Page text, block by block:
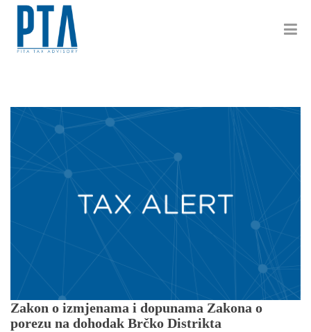
Zakon o izmjenama i dopunama Zakona o
porezu na dohodak Brčko Distrikta